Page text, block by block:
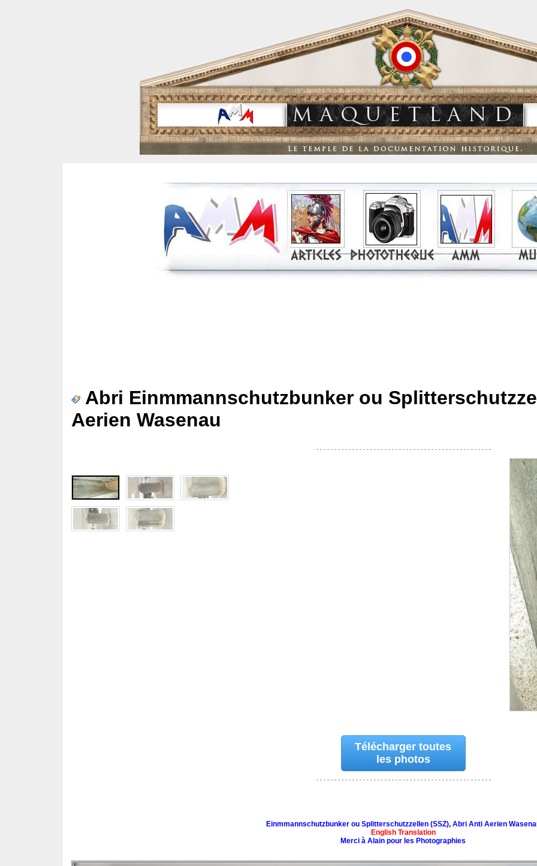
Abri Einmmannschutzbunker ou
Aerien Wasenau
Télécharger toutes
les photos
Einmmannschutzbunker ou Splitterschutzzellen (SSZ), Abri Anti Aerien
English Translation
Merci à Alain pour les Photographies